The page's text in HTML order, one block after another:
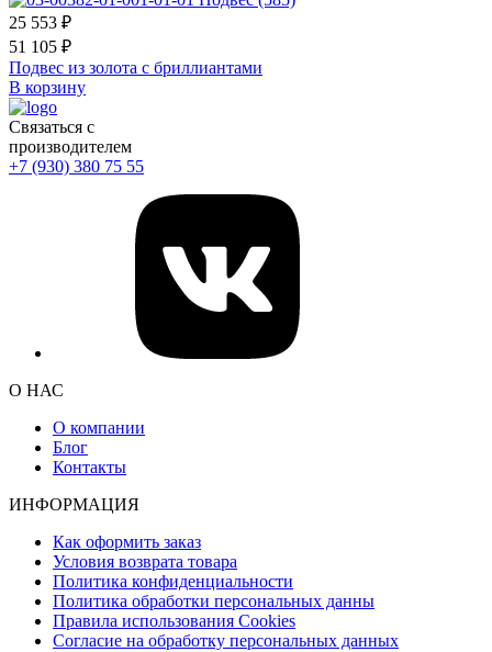
25 553 ₽
51 105 ₽
Подвес из золота с бриллиантами
В корзину
Связаться с
производителем
+7 (930) 380 75 55
О НАС
О компании
Блог
Контакты
ИНФОРМАЦИЯ
Как оформить заказ
Условия возврата товара
Политика конфиденциальности
Политика обработки персональных данны
Правила использования Cookies
Согласие на обработку персональных данных